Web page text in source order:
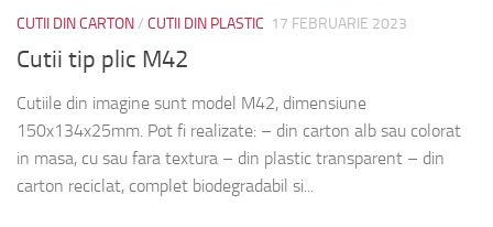
CUTII DIN CARTON/ CUTII DIN PLASTIC 17 FEBRUARIE 2023
Cutii tip plic M42
Cutiile din imagine sunt model M42, dimensiune
150x134x25mm. Pot fi realizate: – din carton alb sau colorat
in masa, cu sau fara textura – din plastic transparent – din
carton reciclat, complet biodegradabil si...